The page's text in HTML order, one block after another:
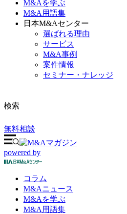
M&Aを学ぶ
M&A用語集
日本M&Aセンター
選ばれる理由
サービス
M&A事例
案件情報
セミナー・ナレッジ
検索
無料相談
powered by
コラム
M&Aニュース
M&Aを学ぶ
M&A 用語集